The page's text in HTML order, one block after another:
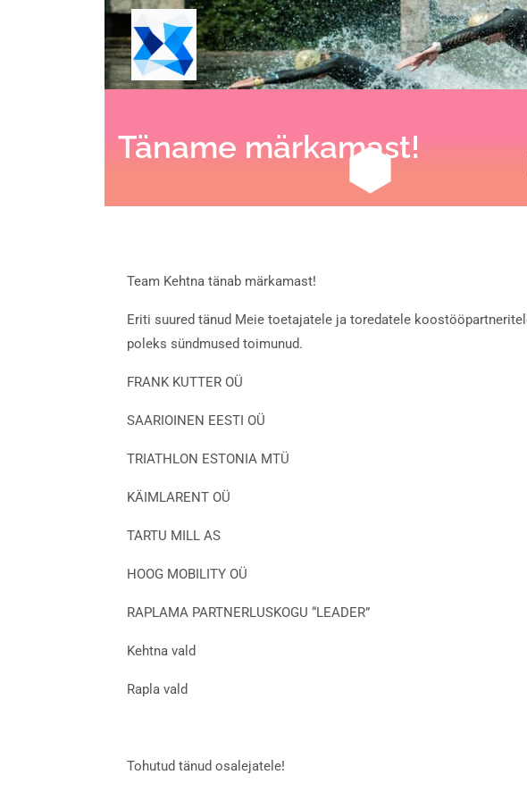
Täname märkamast!
Team Kehtna tänab märkamast!
Eriti suured tänud Meie toetajatele ja toredatele
poleks sündmused toimunud.
FRANK KUTTER OÜ
SAARIOINEN EESTI OÜ
TRIATHLON ESTONIA MTÜ
KÄIMLARENT OÜ
TARTU MILL AS
HOOG MOBILITY OÜ
RAPLAMA PARTNERLUSKOGU “LEADER”
Kehtna vald
Rapla vald
Tohutud tänud osalejatele!